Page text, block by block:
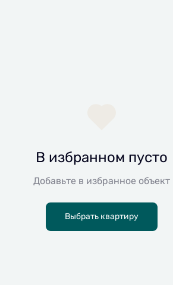
В избранном пусто
Добавьте в избранное объект
Выбрать квартиру